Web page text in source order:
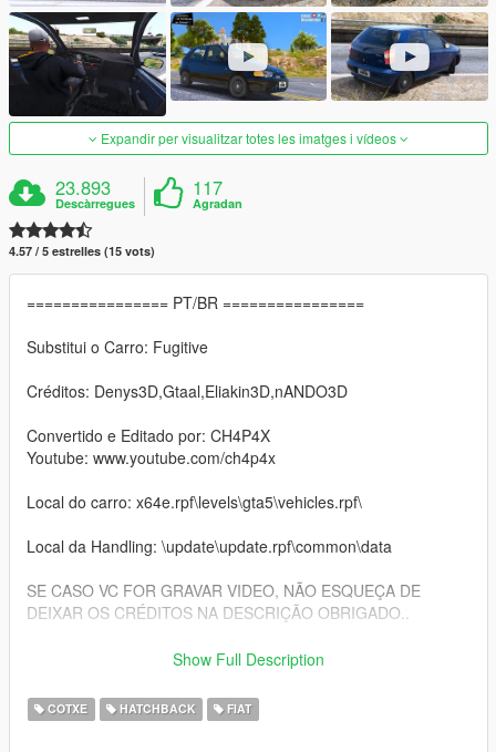
Expandir per visualitzar totes les imatges i vídeos
23.893
Descàrregues
117
Agradan
4.57 / 5 estrelles (15 vots)
================ PT/BR ================
Substitui o Carro: Fugitive
Créditos: Denys3D,Gtaal,Eliakin3D,nANDO3D
Convertido e Editado por: CH4P4X
Youtube: www.youtube.com/ch4p4x
Local do carro: x64e.rpf\levels\gta5\vehicles.rpf\
Local da Handling: \update\update.rpf\common\data
SE CASO VC FOR GRAVAR VIDEO, NÃO ESQUEÇA DE
DEIXAR OS CRÉDITOS NA DESCRIÇÃO OBRIGADO..
================== EN ==================
Replaces the car: Fugitive
Show Full Description
COTXE HATCHBACK FIAT